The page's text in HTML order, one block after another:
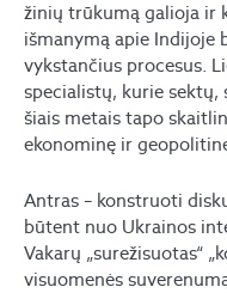
žinių trūkumą galioja ir
išmanymą apie Indijoje
vykstančius procesus.
specialistų, kurie
šiais metais tapo
ekonominę ir
Antras – konstruoti
būtent nuo Ukrainos
Vakarų „surežisuotas“
visuomenės